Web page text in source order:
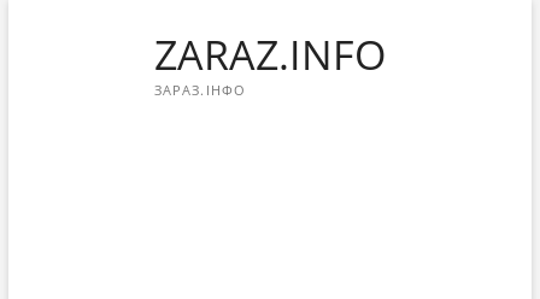
ZARAZ.INFO
ЗАРАЗ.ІНФО